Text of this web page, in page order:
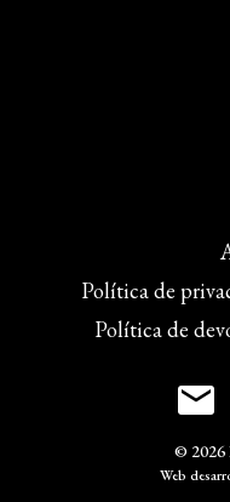
Política de
Política de
© 2026
Web